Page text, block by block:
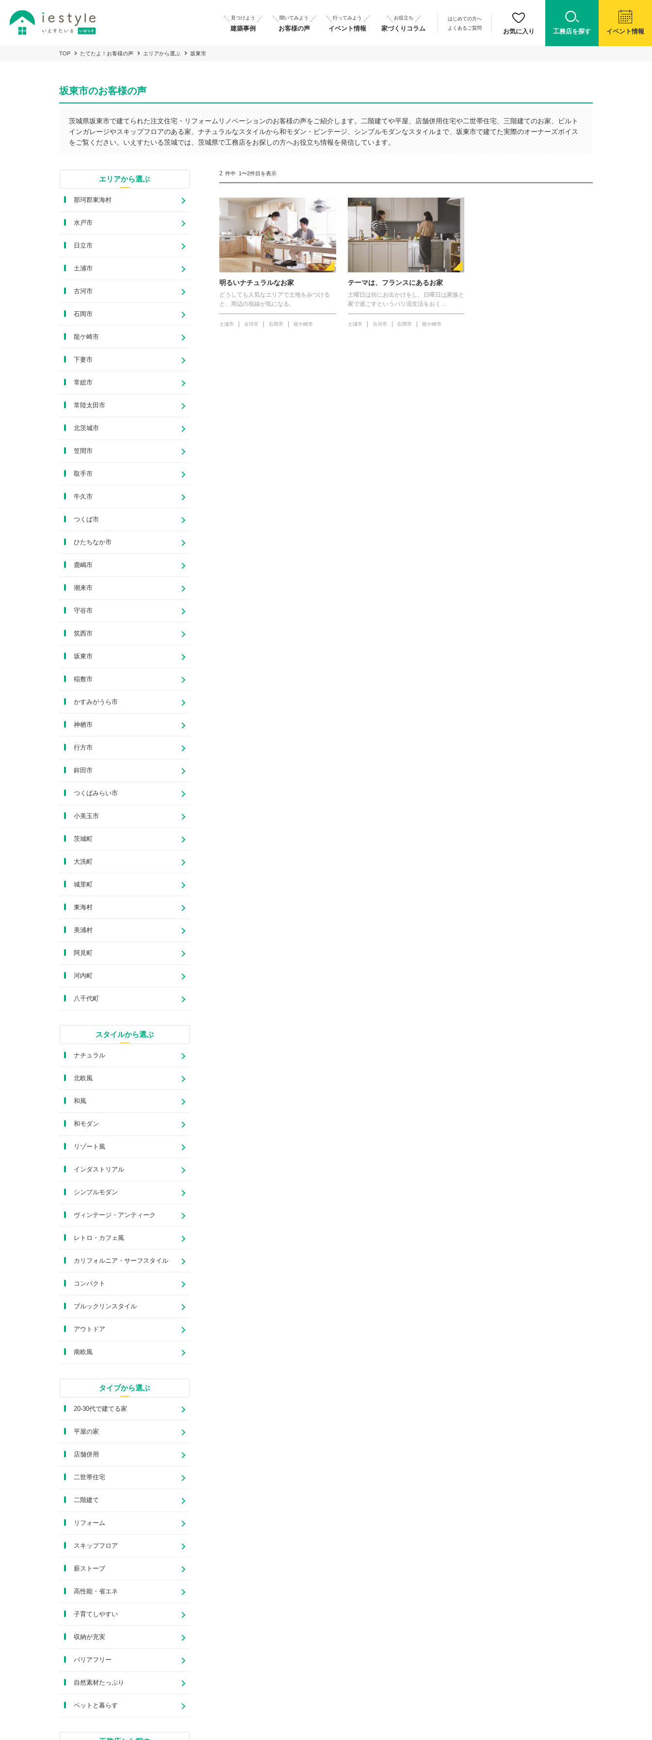
見つけよう
建築事例
聞いてみよう
お客様の声
行ってみよう
イベント情報
お役立ち
家づくりコラム
はじめての方へ
よくあるご質問
お気に入り 工務店を探す イベント情報
TOP たてたよ！お客様の声 エリアから選ぶ 坂東市
坂東市のお客様の声
茨城県坂東市で建てられた注文住宅・リフォームリノベーションのお客様の声をご紹介します。二階建てや平屋、店舗併用住宅や二世帯住宅、三階建てのお家、ビルト
インガレージやスキップフロアのある家、ナチュラルなスタイルから和モダン・ビンテージ、シンプルモダンなスタイルまで、坂東市で建てた実際のオーナーズボイス
をご覧ください。いえすたいる茨城では、茨城県で工務店をお探しの方へお役立ち情報を発信しています。
2 件中 1〜2件目を表示
明るいナチュラルなお家
どうしても人気なエリアで土地をみつける
と、周辺の視線が気になる。
土浦市 古河市 石岡市 龍ケ崎市
テーマは、フランスにあるお家
土曜日は街にお出かけをし、日曜日は家族と
家で過ごすというパリ流生活をおく…
土浦市 古河市 石岡市 龍ケ崎市
エリアから選ぶ
那珂郡東海村
水戸市
日立市
土浦市
古河市
石岡市
龍ケ崎市
下妻市
常総市
常陸太田市
北茨城市
笠間市
取手市
牛久市
つくば市
ひたちなか市
鹿嶋市
潮来市
守谷市
筑西市
坂東市
稲敷市
かすみがうら市
神栖市
行方市
鉾田市
つくばみらい市
小美玉市
茨城町
大洗町
城里町
東海村
美浦村
阿見町
河内町
八千代町
スタイルから選ぶ
ナチュラル
北欧風
和風
和モダン
リゾート風
インダストリアル
シンプルモダン
ヴィンテージ・アンティーク
レトロ・カフェ風
カリフォルニア・サーフスタイル
コンパクト
ブルックリンスタイル
アウトドア
南欧風
タイプから選ぶ
20-30代で建てる家
平屋の家
店舗併用
二世帯住宅
二階建て
リフォーム
スキップフロア
薪ストーブ
高性能・省エネ
子育てしやすい
収納が充実
バリアフリー
自然素材たっぷり
ペットと暮らす